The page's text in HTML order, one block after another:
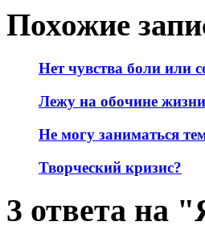
Похожие
Нет чувства боли или
Лежу на обочине
Не могу заниматься
Творческий кризис?
3 ответа на